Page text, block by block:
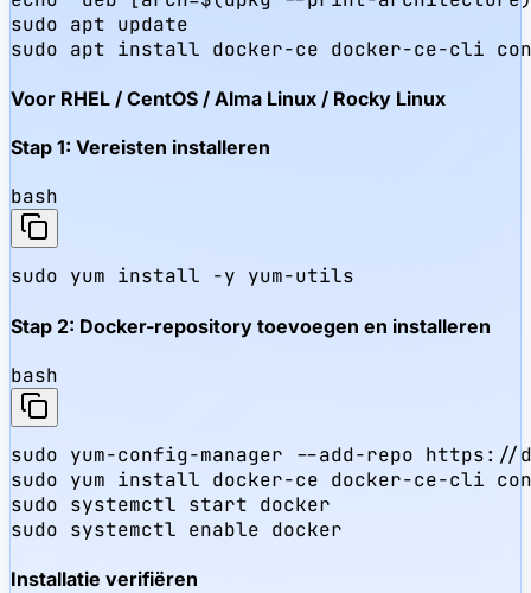
sudo apt update
sudo apt install docker-ce docker-ce-cli
Voor RHEL / CentOS / Alma Linux / Rocky Linux
Stap 1: Vereisten installeren
bash
sudo yum install -y yum-utils
Stap 2: Docker-repository toevoegen en installeren
bash
sudo yum-config-manager --add-repo https://
sudo yum install docker-ce docker-ce-cli
sudo systemctl start docker
sudo systemctl enable docker
Installatie verifiëren